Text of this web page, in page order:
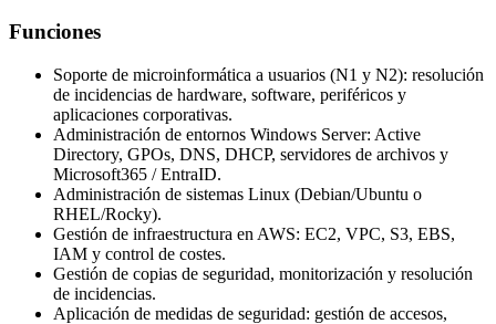
Funciones
Soporte de microinformática a usuarios (N1 y N2): resolución
de incidencias de hardware, software, periféricos y
aplicaciones corporativas.
Administración de entornos Windows Server: Active
Directory, GPOs, DNS, DHCP, servidores de archivos y
Microsoft365 / EntraID.
Administración de sistemas Linux (Debian/Ubuntu o
RHEL/Rocky).
Gestión de infraestructura en AWS: EC2, VPC, S3, EBS,
IAM y control de costes.
Gestión de copias de seguridad, monitorización y resolución
de incidencias.
Aplicación de medidas de seguridad: gestión de accesos,